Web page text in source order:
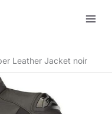
Leather Jacket noir